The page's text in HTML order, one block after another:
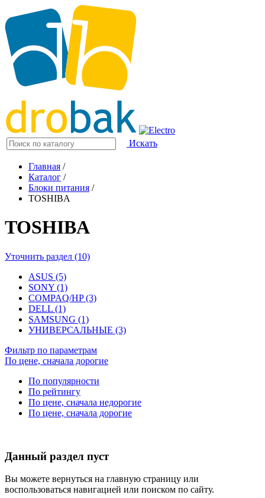
Искать
Главная /
Каталог /
Блоки питания /
TOSHIBA
TOSHIBA
Уточнить раздел (10)
ASUS (5)
SONY (1)
COMPAQ/HP (3)
DELL (1)
SAMSUNG (1)
УНИВЕРСАЛЬНЫЕ (3)
Фильтр по параметрам
По цене, сначала дорогие
По популярности
По рейтингу
По цене, сначала недорогие
По цене, сначала дорогие
Данный раздел пуст
Вы можете вернуться на главную страницу или
воспользоваться навигацией или поиском по сайту.